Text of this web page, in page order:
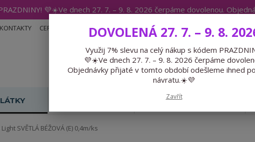
💜☀️Ve dnech 27. 7. – 9. 8. 2026 čerpáme dovolenou.
KONTAKTY CERTIFIKÁTY BLOG Expedice 775 866 913
LÁTKY PŘEDOBJEDNÁVKY
SVĚTLÁ BÉŽOVÁ (E) 0,4m/ks
DOVOLENÁ 27. 7. – 9. 8.
Využij 7% slevu na celý nákup s kódem
💜☀️Ve dnech 27. 7. – 9. 8. 2026 čerpáme
Objednávky přijaté v tomto období odešleme ihned
návratu.☀️💜
Zavřít